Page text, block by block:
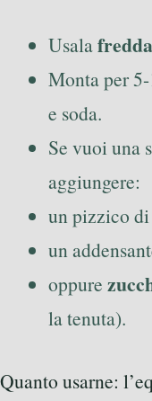
Usalafredda
Monta per
e soda.
Se vuoi una
aggiungere:
un pizzico di
un
oppure
la tenuta).
Quanto usarne: